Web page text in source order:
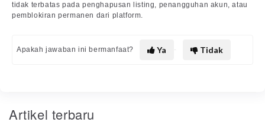
tidak terbatas pada penghapusan listing, penangguhan akun, atau
pemblokiran permanen dari platform.
Apakah jawaban ini bermanfaat? Ya Tidak
Artikel terbaru